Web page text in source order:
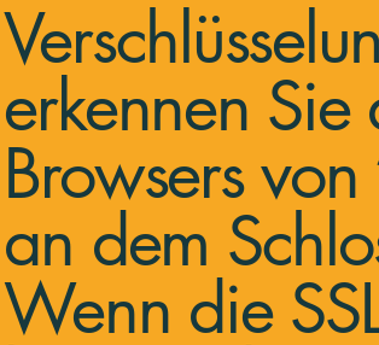
erkennen
Browsers
an dem
Wenn die